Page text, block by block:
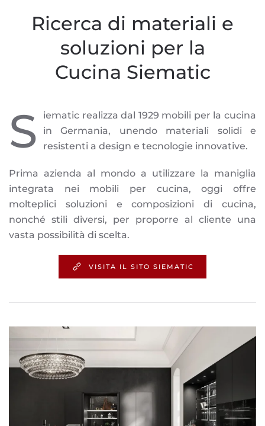
Ricerca di materiali e
soluzioni per la
Cucina Siematic
S
iematic realizza dal 1929 mobili per la cucina
in Germania, unendo materiali solidi e
resistenti a design e tecnologie innovative.
Prima azienda al mondo a utilizzare la maniglia
integrata nei mobili per cucina, oggi offre
molteplici soluzioni e composizioni di cucina,
nonché stili diversi, per proporre al cliente una
vasta possibilità di scelta.
VISITA IL SITO SIEMATIC